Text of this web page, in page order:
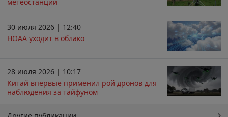
30 июля 2026 | 12:40
НОАА уходит в облако
28 июля 2026 | 10:17
Китай впервые применил рой дронов для
наблюдения за тайфуном